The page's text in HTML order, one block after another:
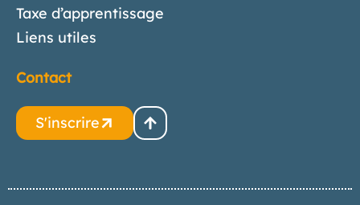
Taxe d’apprentissage
Liens utiles
Contact
S'inscrire